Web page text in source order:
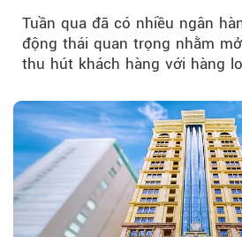
Tuần qua đã có nhiều ngân
động thái quan trọng nhằm
thu hút khách hàng với hàng